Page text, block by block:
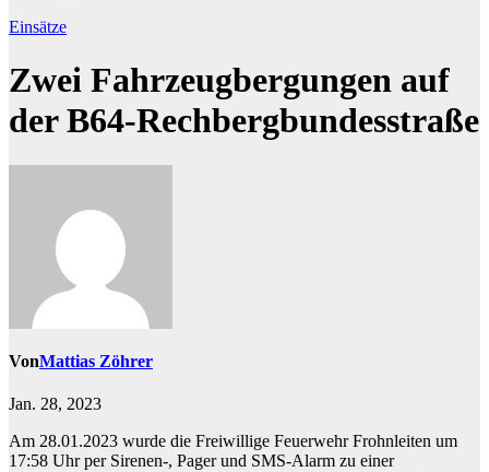
Einsätze
Zwei Fahrzeugbergungen auf
der B64-Rechbergbundesstraße
VonMattias Zöhrer
Jan. 28, 2023
Am 28.01.2023 wurde die Freiwillige Feuerwehr Frohnleiten um
17:58 Uhr per Sirenen-, Pager und SMS-Alarm zu einer